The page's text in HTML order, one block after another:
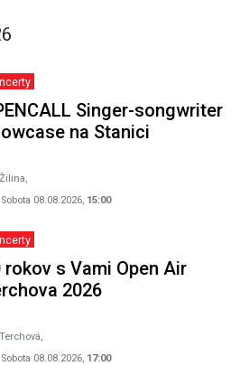
Singer-songwriter
na Stanici
Žilina,
Sobota 08.08.2026, 15:00
rokov s Vami Open Air
2026
Terchová,
Sobota 08.08.2026, 17:00